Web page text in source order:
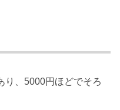
り、5000円ほどでそろ